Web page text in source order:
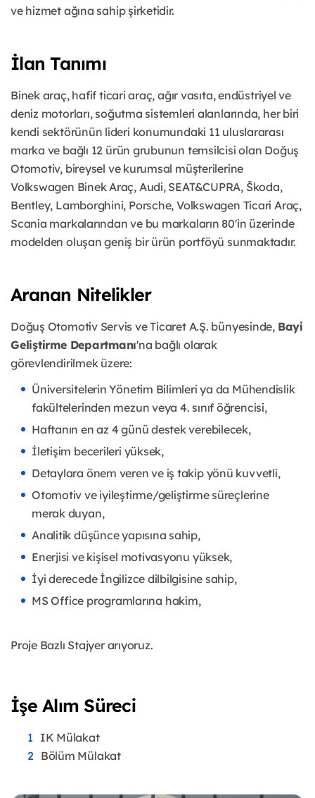
ve hizmet ağına sahip şirketidir.
İlan Tanımı
Binek araç, hafif ticari araç, ağır vasıta, endüstriyel ve
deniz motorları, soğutma sistemleri alanlarında, her biri
kendi sektörünün lideri konumundaki 11 uluslararası
marka ve bağlı 12 ürün grubunun temsilcisi olan Doğuş
Otomotiv, bireysel ve kurumsal müşterilerine
Volkswagen Binek Araç, Audi, SEAT&CUPRA, Škoda,
Bentley, Lamborghini, Porsche, Volkswagen Ticari Araç,
Scania markalarından ve bu markaların 80'in üzerinde
modelden oluşan geniş bir ürün portföyü sunmaktadır.
Aranan Nitelikler
Doğuş Otomotiv Servis ve Ticaret A.Ş. bünyesinde, Bayi
Geliştirme Departmanı'na bağlı olarak
görevlendirilmek üzere:
Üniversitelerin Yönetim Bilimleri ya da Mühendislik
fakültelerinden mezun veya 4. sınıf öğrencisi,
Haftanın en az 4 günü destek verebilecek,
İletişim becerileri yüksek,
Detaylara önem veren ve iş takip yönü kuvvetli,
Otomotiv ve iyileştirme/geliştirme süreçlerine
merak duyan,
Analitik düşünce yapısına sahip,
Enerjisi ve kişisel motivasyonu yüksek,
İyi derecede İngilizce dilbilgisine sahip,
MS Office programlarına hakim,
Proje Bazlı Stajyer arıyoruz.
İşe Alım Süreci
IK Mülakat
Bölüm Mülakat